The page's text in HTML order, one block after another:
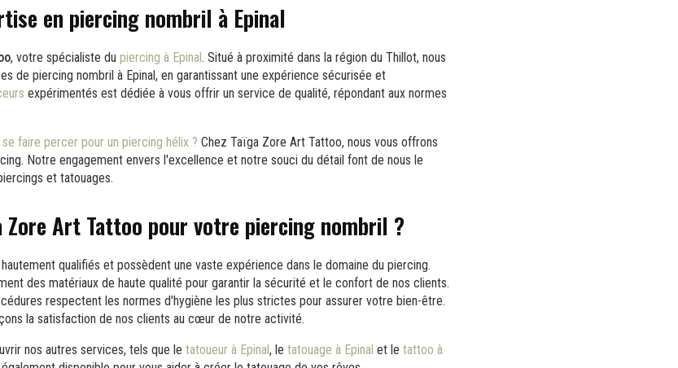
en piercing nombril à Epinal
, votre spécialiste du piercing à Epinal. Situé à proximité dans la région du Thillot, nous
de piercing nombril à Epinal, en garantissant une expérience sécurisée et
expérimentés est dédiée à vous offrir un service de qualité, répondant aux normes
se faire percer pour un piercing hélix ? Chez Taïga Zore Art Tattoo, nous vous offrons
Notre engagement envers l'excellence et notre souci du détail font de nous le
et tatouages.
Zore Art Tattoo pour votre piercing nombril ?
qualifiés et possèdent une vaste expérience dans le domaine du piercing.
des matériaux de haute qualité pour garantir la sécurité et le confort de nos clients.
respectent les normes d'hygiène les plus strictes pour assurer votre bien-être.
la satisfaction de nos clients au cœur de notre activité.
nos autres services, tels que le tatoueur à Epinal, le tatouage à Epinal et le tattoo à